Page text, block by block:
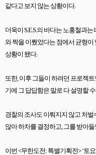
같다고 보지 않는 상황이다.
더욱이 S.E.S.의 바다는 노홍철과는
와 짝을 이뤘었다는 점에서 균형
상황이 됐다.
또한,이후 그들이 하려던 프로젝트
기에 그 답답함은 말로 다 설명할
경찰의 조사도 이뤄지지 않고 처
않아 하차를 결정하고,그를 받아
이번 <무한도전: 특별기획전> ‘토